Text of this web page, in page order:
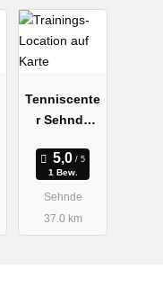
Tenniscente
r Sehnde
Studio
1 Bew.
Sehnde
37.0 km